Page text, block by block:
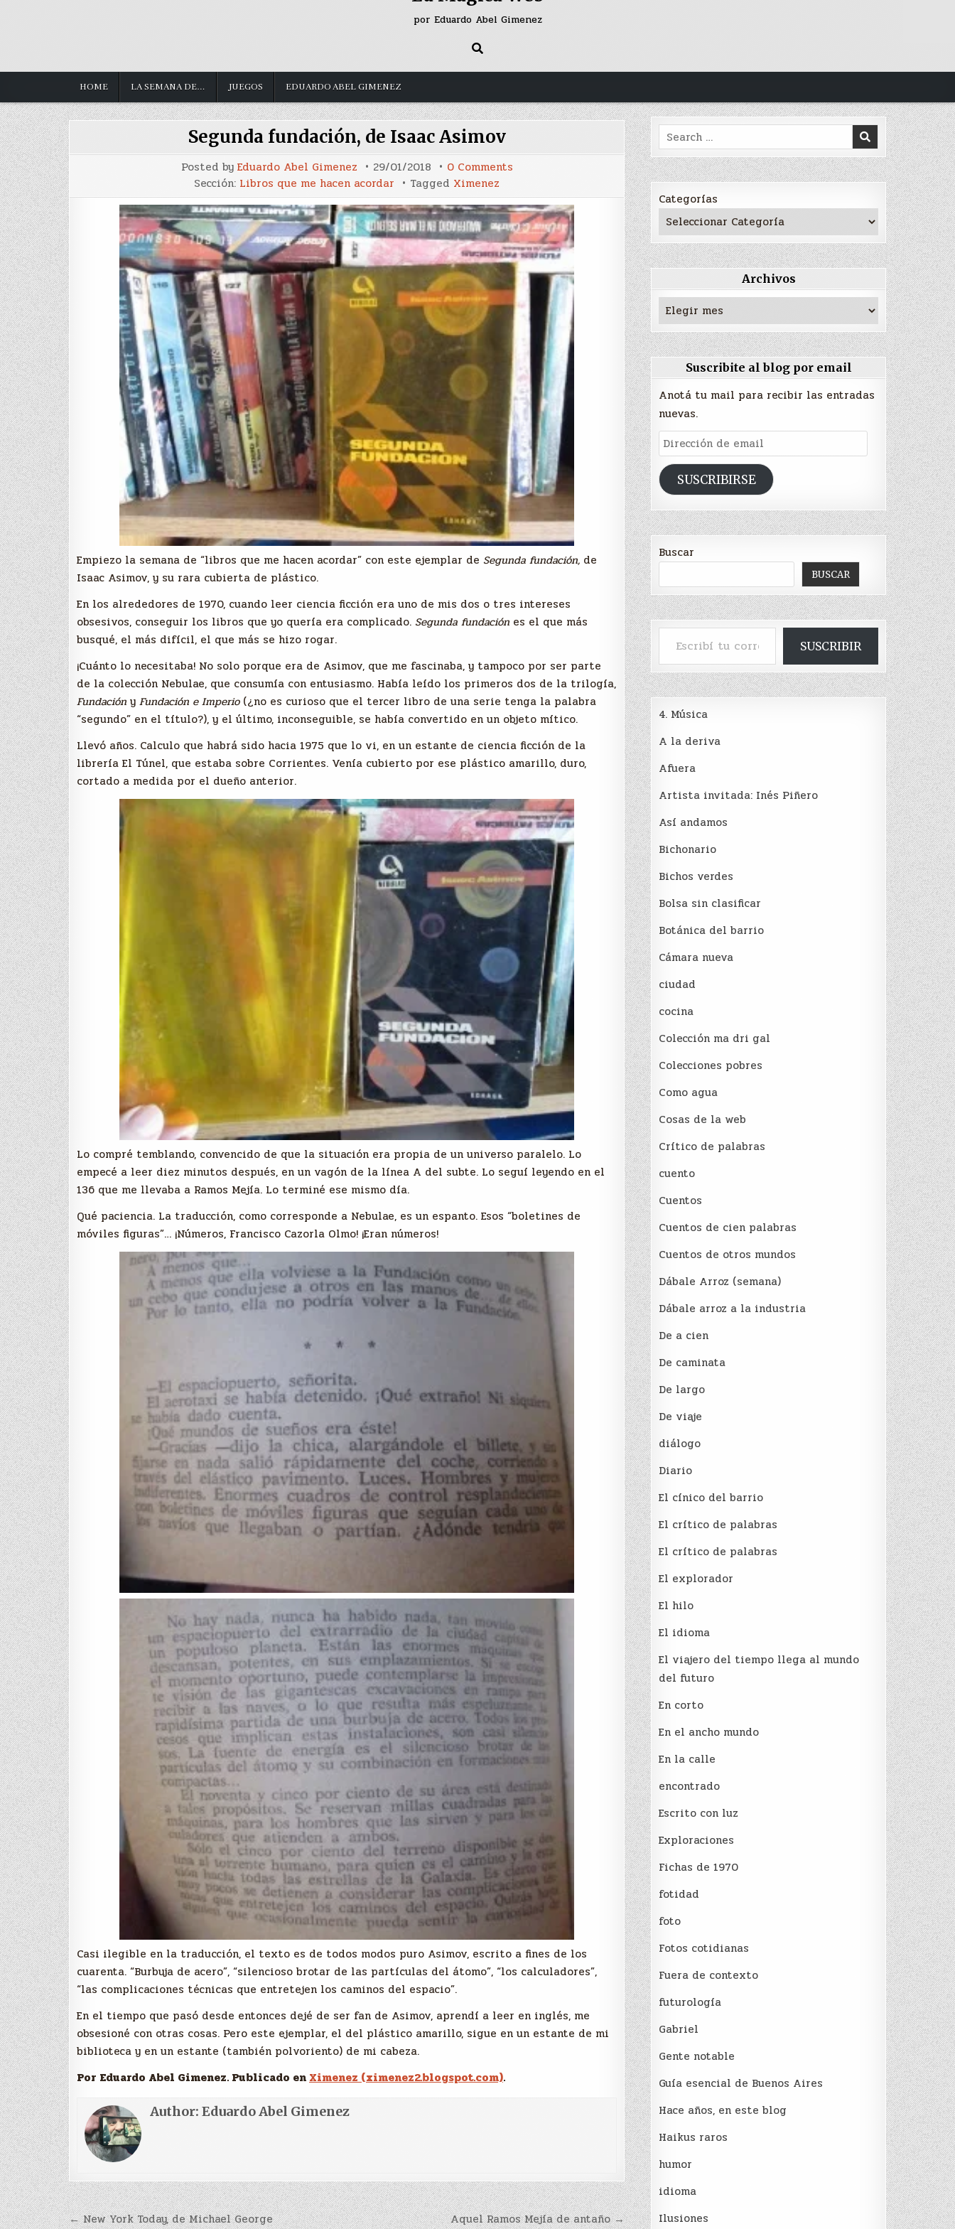
por Eduardo Abel Gimenez
HOME LA SEMANA DE… JUEGOS EDUARDO ABEL GIMENEZ
Segunda fundación, de Isaac Asimov
Posted by Eduardo Abel Gimenez 29/01/2018 0 Commentson
de
Isaac
Asimov
Sección: Libros que me hacen acordar Tagged Ximenez
Empiezo la semana de “libros que me hacen acordar” con este ejemplar de Segunda fundación, de
Isaac Asimov, y su rara cubierta de plástico.
En los alrededores de 1970, cuando leer ciencia ficción era uno de mis dos o tres intereses
obsesivos, conseguir los libros que yo quería era complicado. Segunda fundación es el que más
busqué, el más difícil, el que más se hizo rogar.
¡Cuánto lo necesitaba! No solo porque era de Asimov, que me fascinaba, y tampoco por ser parte
de la colección Nebulae, que consumía con entusiasmo. Había leído los primeros dos de la trilogía,
Fundación y Fundación e Imperio(¿no es curioso que el tercer libro de una serie tenga la palabra
“segundo” en el título?), y el último, inconseguible, se había convertido en un objeto mítico.
Llevó años. Calculo que habrá sido hacia 1975 que lo vi, en un estante de ciencia ficción de la
librería El Túnel, que estaba sobre Corrientes. Venía cubierto por ese plástico amarillo, duro,
cortado a medida por el dueño anterior.
Lo compré temblando, convencido de que la situación era propia de un universo paralelo. Lo
empecé a leer diez minutos después, en un vagón de la línea A del subte. Lo seguí leyendo en el
136 que me llevaba a Ramos Mejía. Lo terminé ese mismo día.
Qué paciencia. La traducción, como corresponde a Nebulae, es un espanto. Esos “boletines de
móviles figuras”… ¡Números, Francisco Cazorla Olmo! ¡Eran números!
Casi ilegible en la traducción, el texto es de todos modos puro Asimov, escrito a fines de los
cuarenta. “Burbuja de acero”, “silencioso brotar de las partículas del átomo”, “los calculadores”,
“las complicaciones técnicas que entretejen los caminos del espacio”.
En el tiempo que pasó desde entonces dejé de ser fan de Asimov, aprendí a leer en inglés, me
obsesioné con otras cosas. Pero este ejemplar, el del plástico amarillo, sigue en un estante de mi
biblioteca y en un estante (también polvoriento) de mi cabeza.
Por Eduardo Abel Gimenez. Publicado enXimenez (ximenez2.blogspot.com).
Author: Eduardo Abel Gimenez
Navegación Aquel Ramos Mejía de antaño →
← New York Today, de Michael George
Search
for:
Categorías
Archivos
Archivos
Suscribite al blog por email
Anotá tu mail para recibir las entradas
nuevas.
Dirección
de
emailSUSCRIBIRSE
Buscar
BUSCAR
Escribí tu correo electrónico…
SUSCRIBIR
4. Música
A la deriva
Afuera
Artista invitada: Inés Piñero
Así andamos
Bichonario
Bichos verdes
Bolsa sin clasificar
Botánica del barrio
Cámara nueva
ciudad
cocina
Colección ma dri gal
Colecciones pobres
Como agua
Cosas de la web
Crítico de palabras
cuento
Cuentos
Cuentos de cien palabras
Cuentos de otros mundos
Dábale Arroz (semana)
Dábale arroz a la industria
De a cien
De caminata
De largo
De viaje
diálogo
Diario
El cínico del barrio
El crí­tico de palabras
El crí­tico de palabras
El explorador
El hilo
El idioma
El viajero del tiempo llega al mundo
del futuro
En corto
En el ancho mundo
En la calle
encontrado
Escrito con luz
Exploraciones
Fichas de 1970
fotidad
foto
Fotos cotidianas
Fuera de contexto
futurología
Gabriel
Gente notable
Guía esencial de Buenos Aires
Hace años, en este blog
Haikus raros
humor
idioma
Ilusiones